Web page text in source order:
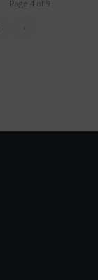
Page 4 of 9
›